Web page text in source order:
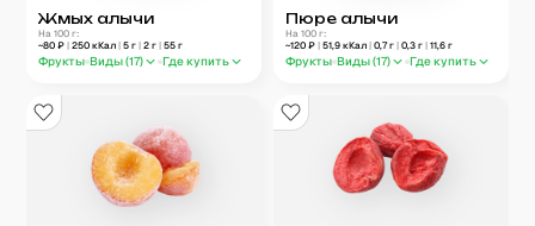
Жмых алычи
На 100 г:
~80 ₽| 250 кКал| 5 г| 2 г| 55 г
Фрукты Виды (17) Где купить
Пюре алычи
На 100 г:
~120 ₽ | 51,9 кКал | 0,7г | 0,3 г | 11,6 г
Фрукты Виды (17) Где купить